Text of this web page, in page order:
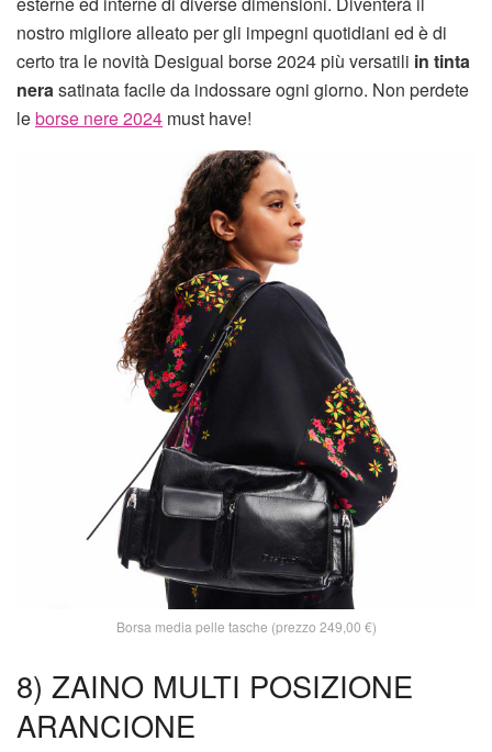
nostro migliore alleato per gli impegni quotidiani ed è di
certo tra le novità Desigual borse 2024 più versatili in tinta
nerasatinata facile da indossare ogni giorno. Non perdete
leborse nere 2024 must have!
Borsa media pelle tasche (prezzo 249,00 €)
8) ZAINO MULTI POSIZIONE
ARANCIONE